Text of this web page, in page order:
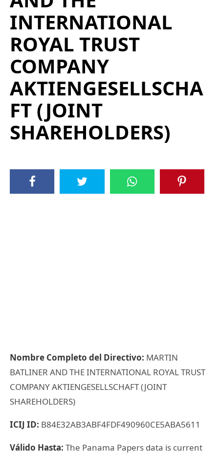
INTERNATIONAL
ROYAL TRUST
COMPANY
AKTIENGESELLSCHA
FT (JOINT
SHAREHOLDERS)
Nombre Completo del Directivo: MARTIN
BATLINER AND THE INTERNATIONAL ROYAL TRUST
COMPANY AKTIENGESELLSCHAFT (JOINT
SHAREHOLDERS)
ICIJ ID: B84E32AB3ABF4FDF490960CE5ABA5611
Válido Hasta: The Panama Papers data is current